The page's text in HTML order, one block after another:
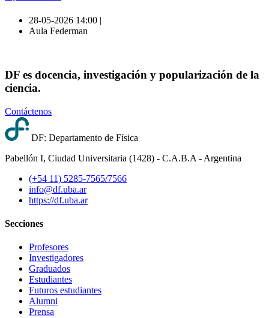
28-05-2026 14:00 |
Aula Federman
DF es docencia, investigación y popularización de la
ciencia.
Contáctenos
DF: Departamento de Física
Pabellón I, Ciudad Universitaria (1428) - C.A.B.A - Argentina
(+54 11) 5285-7565/7566
info@df.uba.ar
https://df.uba.ar
Secciones
Profesores
Investigadores
Graduados
Estudiantes
Futuros estudiantes
Alumni
Prensa